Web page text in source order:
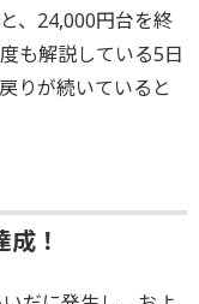
、24,000円台を終
も解説している5日
りが続いていると
！